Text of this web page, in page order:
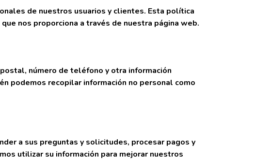
de nuestros usuarios y clientes. Esta política
nos proporciona a través de nuestra página web.
número de teléfono y otra información
podemos recopilar información no personal como
a sus preguntas y solicitudes, procesar pagos y
utilizar su información para mejorar nuestros